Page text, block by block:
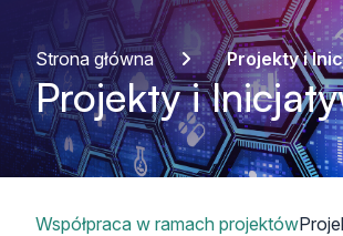
Strona główna Projekty i
Projekty i
Współpraca w ramach projektów